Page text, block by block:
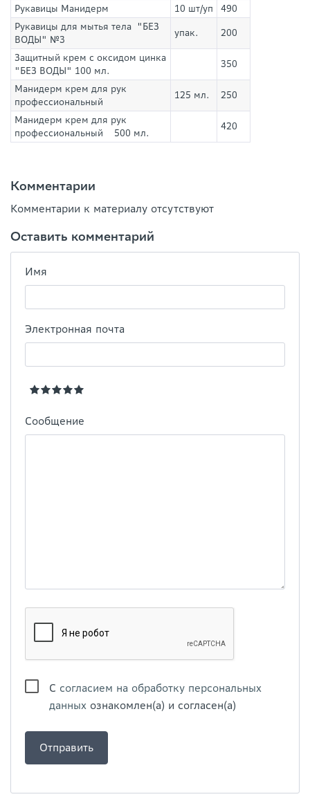
Рукавицы Манидерм
10 шт/уп
490
Рукавицы для мытья тела "БЕЗ
ВОДЫ" №3
упак. 200
Защитный крем с оксидом цинка
"БЕЗ ВОДЫ" 100 мл.
350
Манидерм крем для рук
профессиональный
125 мл. 250
Манидерм крем для рук
профессиональный 500 мл.
420
Комментарии
Комментарии к материалу отсутствуют
Оставить комментарий
Имя
Электронная почта
Сообщение
С согласием на обработку персональных
данных ознакомлен(а) и согласен(а)